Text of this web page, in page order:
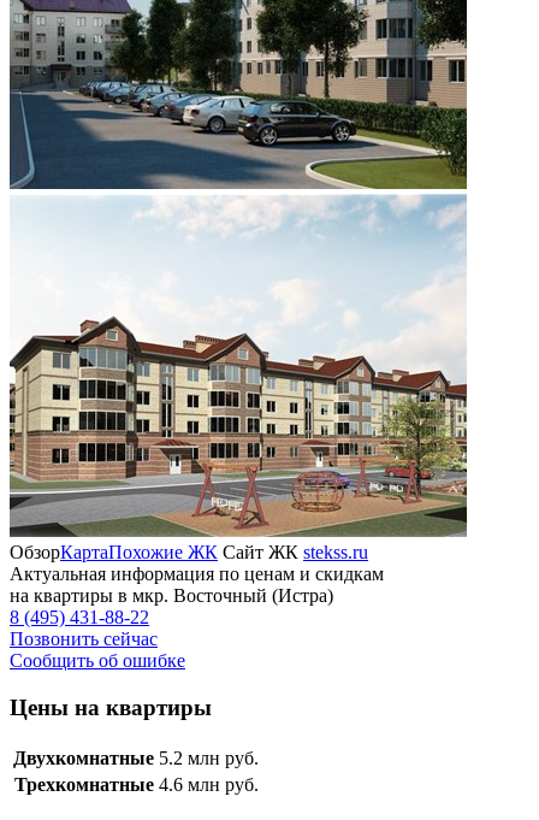
ОбзорКартаПохожие ЖК Сайт ЖК stekss.ru
Актуальная информация по ценам и скидкам
на квартиры в мкр. Восточный (Истра)
8 (495) 431-88-22
Позвонить сейчас
Сообщить об ошибке
Цены на квартиры
Двухкомнатные 5.2 млн руб.
Трехкомнатные 4.6 млн руб.